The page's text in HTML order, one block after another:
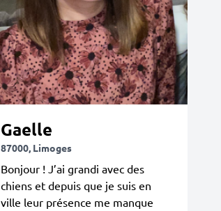
Gaelle
87000, Limoges
Bonjour ! J’ai grandi avec des
chiens et depuis que je suis en
ville leur présence me manque